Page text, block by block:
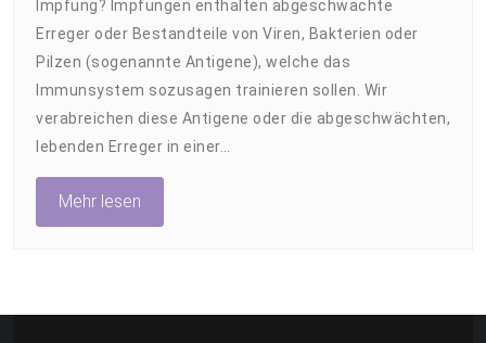
Und
Katze
–
Wollen
Tierärzte
Mit
Nur
Geld
Impfung? Impfungen enthalten abgeschwächte
Erreger oder Bestandteile von Viren, Bakterien oder
Pilzen (sogenannte Antigene), welche das
Immunsystem sozusagen trainieren sollen. Wir
verabreichen diese Antigene oder die abgeschwächten,
lebenden Erreger in einer…
Mehr lesen